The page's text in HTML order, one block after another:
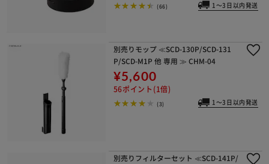
(66) 1～3日以内発送
別売りモップ ≪SCD-130P/SCD-131
P/SCD-M1P 他 専用 ≫ CHM-04
¥5,600
56ポイント(1倍)
(3) 1～3日以内発送
別売りフィルターセット ≪SCD-141P/